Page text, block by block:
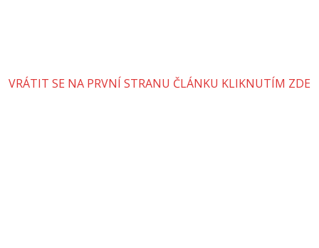
VRÁTIT SE NA PRVNÍ STRANU ČLÁNKU KLIKNUTÍM ZDE